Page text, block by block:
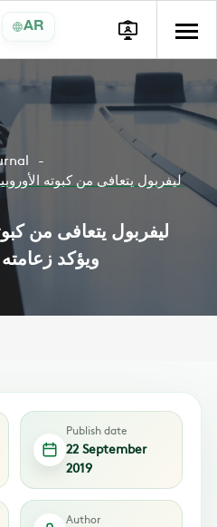
AR
ليفربول يتعافى من كبوته
ليفربول يتعافى من
ويؤكد زعامته
Publish date
22 September
2019
Author